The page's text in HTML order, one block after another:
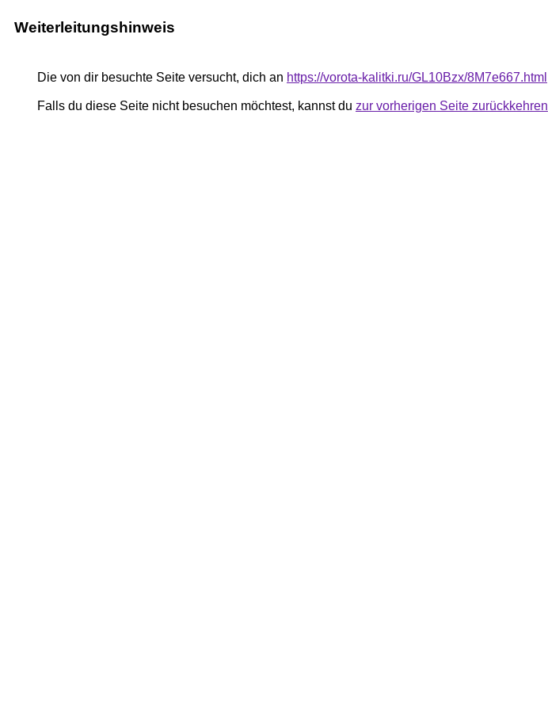
Weiterleitungshinweis
Die von dir besuchte Seite versucht, dich an https://vorota-kalitki.ru/GL10Bzx/8M7e667.html
Falls du diese Seite nicht besuchen möchtest, kannst du zur vorherigen Seite zurückkehren